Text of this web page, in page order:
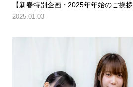
【新春特別企画・2025年年始のご挨
2025.01.03